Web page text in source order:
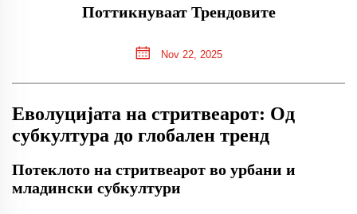
Поттикнуваат Трендовите
Nov 22, 2025
Еволуцијата на стритвеарот: Од
субкултура до глобален тренд
Потеклото на стритвеарот во урбани и
младински субкултури